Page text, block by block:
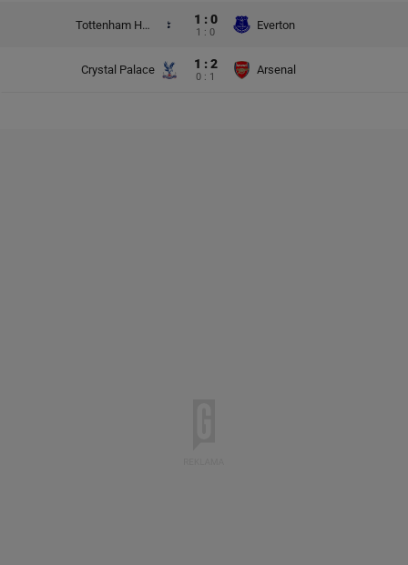
Tottenham Hotspur 1 : 0
1 : 0
Everton
Crystal Palace 1 : 2
0 : 1
Arsenal